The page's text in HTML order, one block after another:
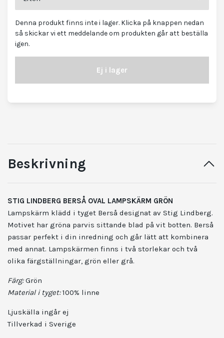
Denna produkt finns inte i lager. Klicka på knappen nedan
så skickar vi ett meddelande om produkten går att beställa
igen.
Ej i lager
Beskrivning
STIG LINDBERG BERSÅ OVAL LAMPSKÄRM GRÖN
Lampskärm klädd i tyget Berså designat av Stig Lindberg.
Motivet har gröna parvis sittande blad på vit botten. Berså
passar perfekt i din inredning och går lätt att kombinera
med annat. Lampskärmen finns i två storlekar och två
olika färgställningar, grön eller grå.
Färg:Grön
Material i tyget:100% linne
Ljuskälla ingår ej
Tillverkad i Sverige